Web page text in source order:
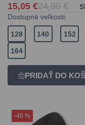
15,05 €24,90 €
Dostupné veľkosti:
128 140 152
164
-40 %